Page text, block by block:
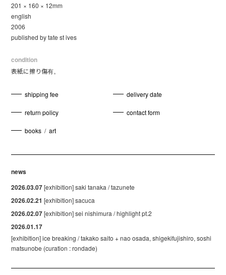
201 × 160 × 12mm
english
2006
published by tate st ives
condition
表紙に擦り傷有。
shipping fee delivery date
return policy contact form
books / art
news
2026.03.07[exhibition] saki tanaka / tazunete
2026.02.21 [exhibition] sacuca
2026.02.07[exhibition] sei nishimura / highlight pt.2
2026.01.17
[exhibition] ice breaking / takako saito + nao osada, shigekifujishiro, soshi
matsunobe (curation : rondade)